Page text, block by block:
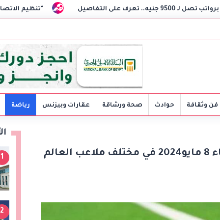
"تنظيم الاتصالات": مواصلة تطوير
فن وثقافة حوادث صحة ورشاقة عقارات وبيزنس رياضة
مواعيد مباريات اليوم الأربعاء 8 مايو2024 في مختلف ملاعب العالم 1
2